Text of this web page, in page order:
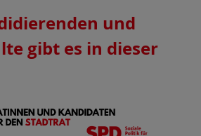
und
gibt es in dieser